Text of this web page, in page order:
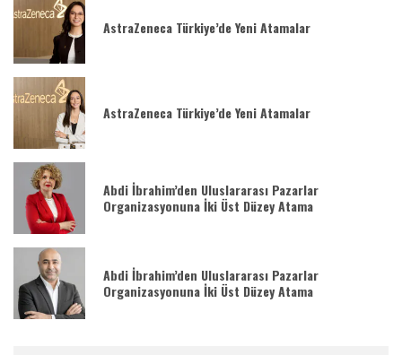
AstraZeneca Türkiye’de Yeni Atamalar
AstraZeneca Türkiye’de Yeni Atamalar
Abdi İbrahim’den Uluslararası Pazarlar
Organizasyonuna İki Üst Düzey Atama
Abdi İbrahim’den Uluslararası Pazarlar
Organizasyonuna İki Üst Düzey Atama